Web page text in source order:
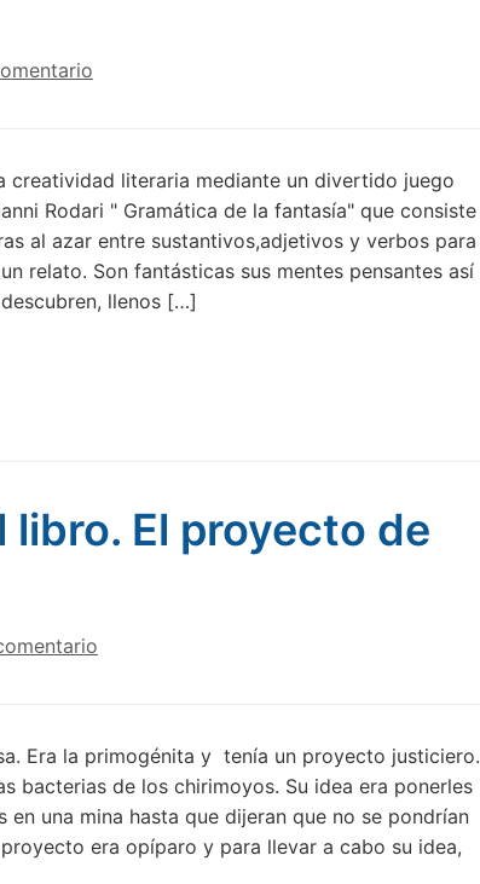
creatividad literaria mediante un divertido juego
Rodari " Gramática de la fantasía" que consiste
al azar entre sustantivos,adjetivos y verbos para
relato. Son fantásticas sus mentes pensantes así
llenos […]
libro. El proyecto de
Era la primogénita y tenía un proyecto justiciero.
bacterias de los chirimoyos. Su idea era ponerles
en una mina hasta que dijeran que no se pondrían
era opíparo y para llevar a cabo su idea,